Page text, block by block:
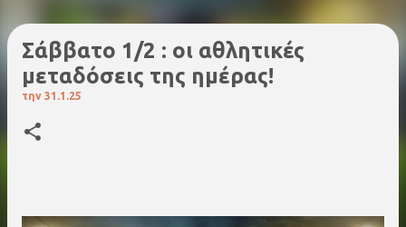
Σάββατο 1/2 : οι αθλητικές
μεταδόσεις της ημέρας!
την 31.1.25